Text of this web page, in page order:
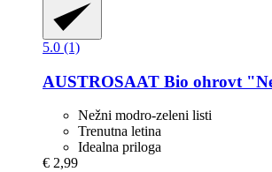
5.0 (1)
AUSTROSAAT Bio ohrovt
Nežni modro-zeleni listi
Trenutna letina
Idealna priloga
€ 2,99